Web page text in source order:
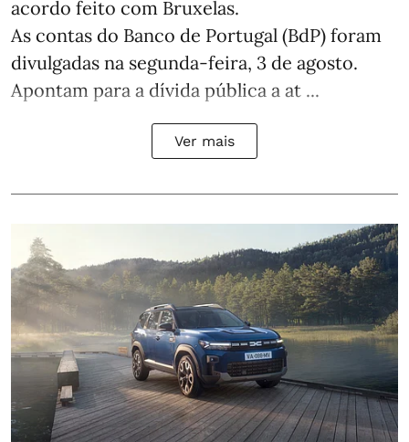
acordo feito com Bruxelas.
As contas do Banco de Portugal (BdP) foram
divulgadas na segunda-feira, 3 de agosto.
Apontam para a dívida pública a at ...
Ver mais